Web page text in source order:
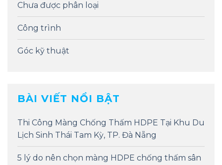
Chưa được phân loại
Công trình
Góc kỹ thuật
BÀI VIẾT NỔI BẬT
Thi Công Màng Chống Thấm HDPE Tại Khu Du
Lịch Sinh Thái Tam Kỳ, TP. Đà Nẵng
5 lý do nên chọn màng HDPE chống thấm sân